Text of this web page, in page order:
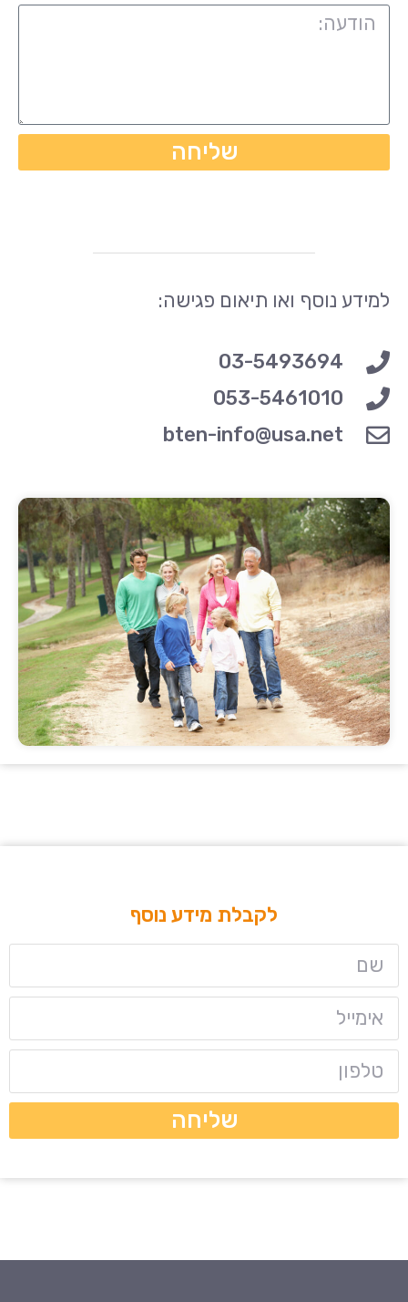
שליחה
למידע נוסף ואו תיאום פגישה:
03-5493694
053-5461010
bten-info@usa.net
לקבלת מידע נוסף
שליחה